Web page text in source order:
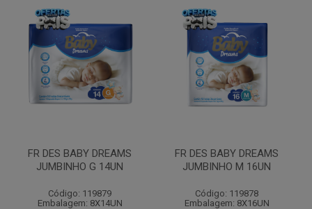
FR DES BABY DREAMS
JUMBINHO G 14UN
Código: 119879
Embalagem: 8X14UN
FR DES BABY DREAMS
JUMBINHO M 16UN
Código: 119878
Embalagem: 8X16UN